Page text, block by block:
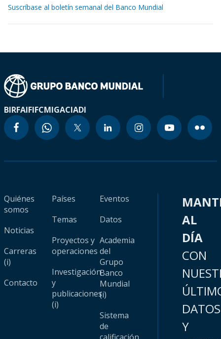
Suscríbase al boletín semanal del Banco Mundial
BIRFAIFIFCMIGACIADI
Quiénes
somos
Noticias
Carreras
(i)
Contacto
Países
Temas
Proyectos y
operaciones
Investigación
y
publicaciones
(i)
Eventos
Datos
Academia
del
Grupo
Banco
Mundial
(i)
Sistema
de
AL
DÍA
CON
DATOS
Y